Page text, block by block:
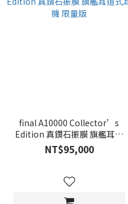
final A10000 Collector’s
Edition 真鑽石振膜 旗艦耳道
式耳機 限量版
NT$95,000